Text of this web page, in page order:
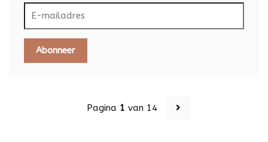
Abonneer
Pagina 1 van 14